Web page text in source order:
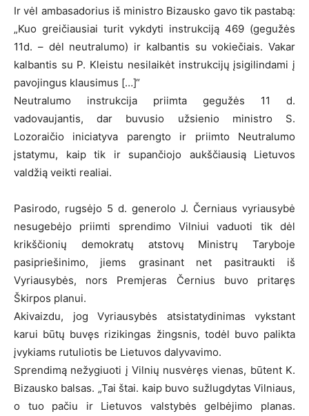
Ir vėl ambasadorius iš ministro Bizausko gavo tik pastabą:
„Kuo greičiausiai turit vykdyti instrukciją 469 (gegužės
11d. – dėl neutralumo) ir kalbantis su vokiečiais. Vakar
kalbantis su P. Kleistu nesilaikėt instrukcijų įsigilindami į
pavojingus klausimus […]“
Neutralumo instrukcija priimta gegužės 11 d.
vadovaujantis, dar buvusio užsienio ministro S.
Lozoraičio iniciatyva parengto ir priimto Neutralumo
įstatymu, kaip tik ir supančiojo aukščiausią Lietuvos
valdžią veikti realiai.
Pasirodo, rugsėjo 5 d. generolo J. Černiaus vyriausybė
nesugebėjo priimti sprendimo Vilniui vaduoti tik dėl
krikščionių demokratų atstovų Ministrų Taryboje
pasipriešinimo, jiems grasinant net pasitraukti iš
Vyriausybės, nors Premjeras Černius buvo pritaręs
Škirpos planui.
Akivaizdu, jog Vyriausybės atsistatydinimas vykstant
karui būtų buvęs rizikingas žingsnis, todėl buvo palikta
įvykiams rutuliotis be Lietuvos dalyvavimo.
Sprendimą nežygiuoti į Vilnių nusvėręs vienas, būtent K.
Bizausko balsas. „Tai štai. kaip buvo sužlugdytas Vilniaus,
o tuo pačiu ir Lietuvos valstybės gelbėjimo planas.